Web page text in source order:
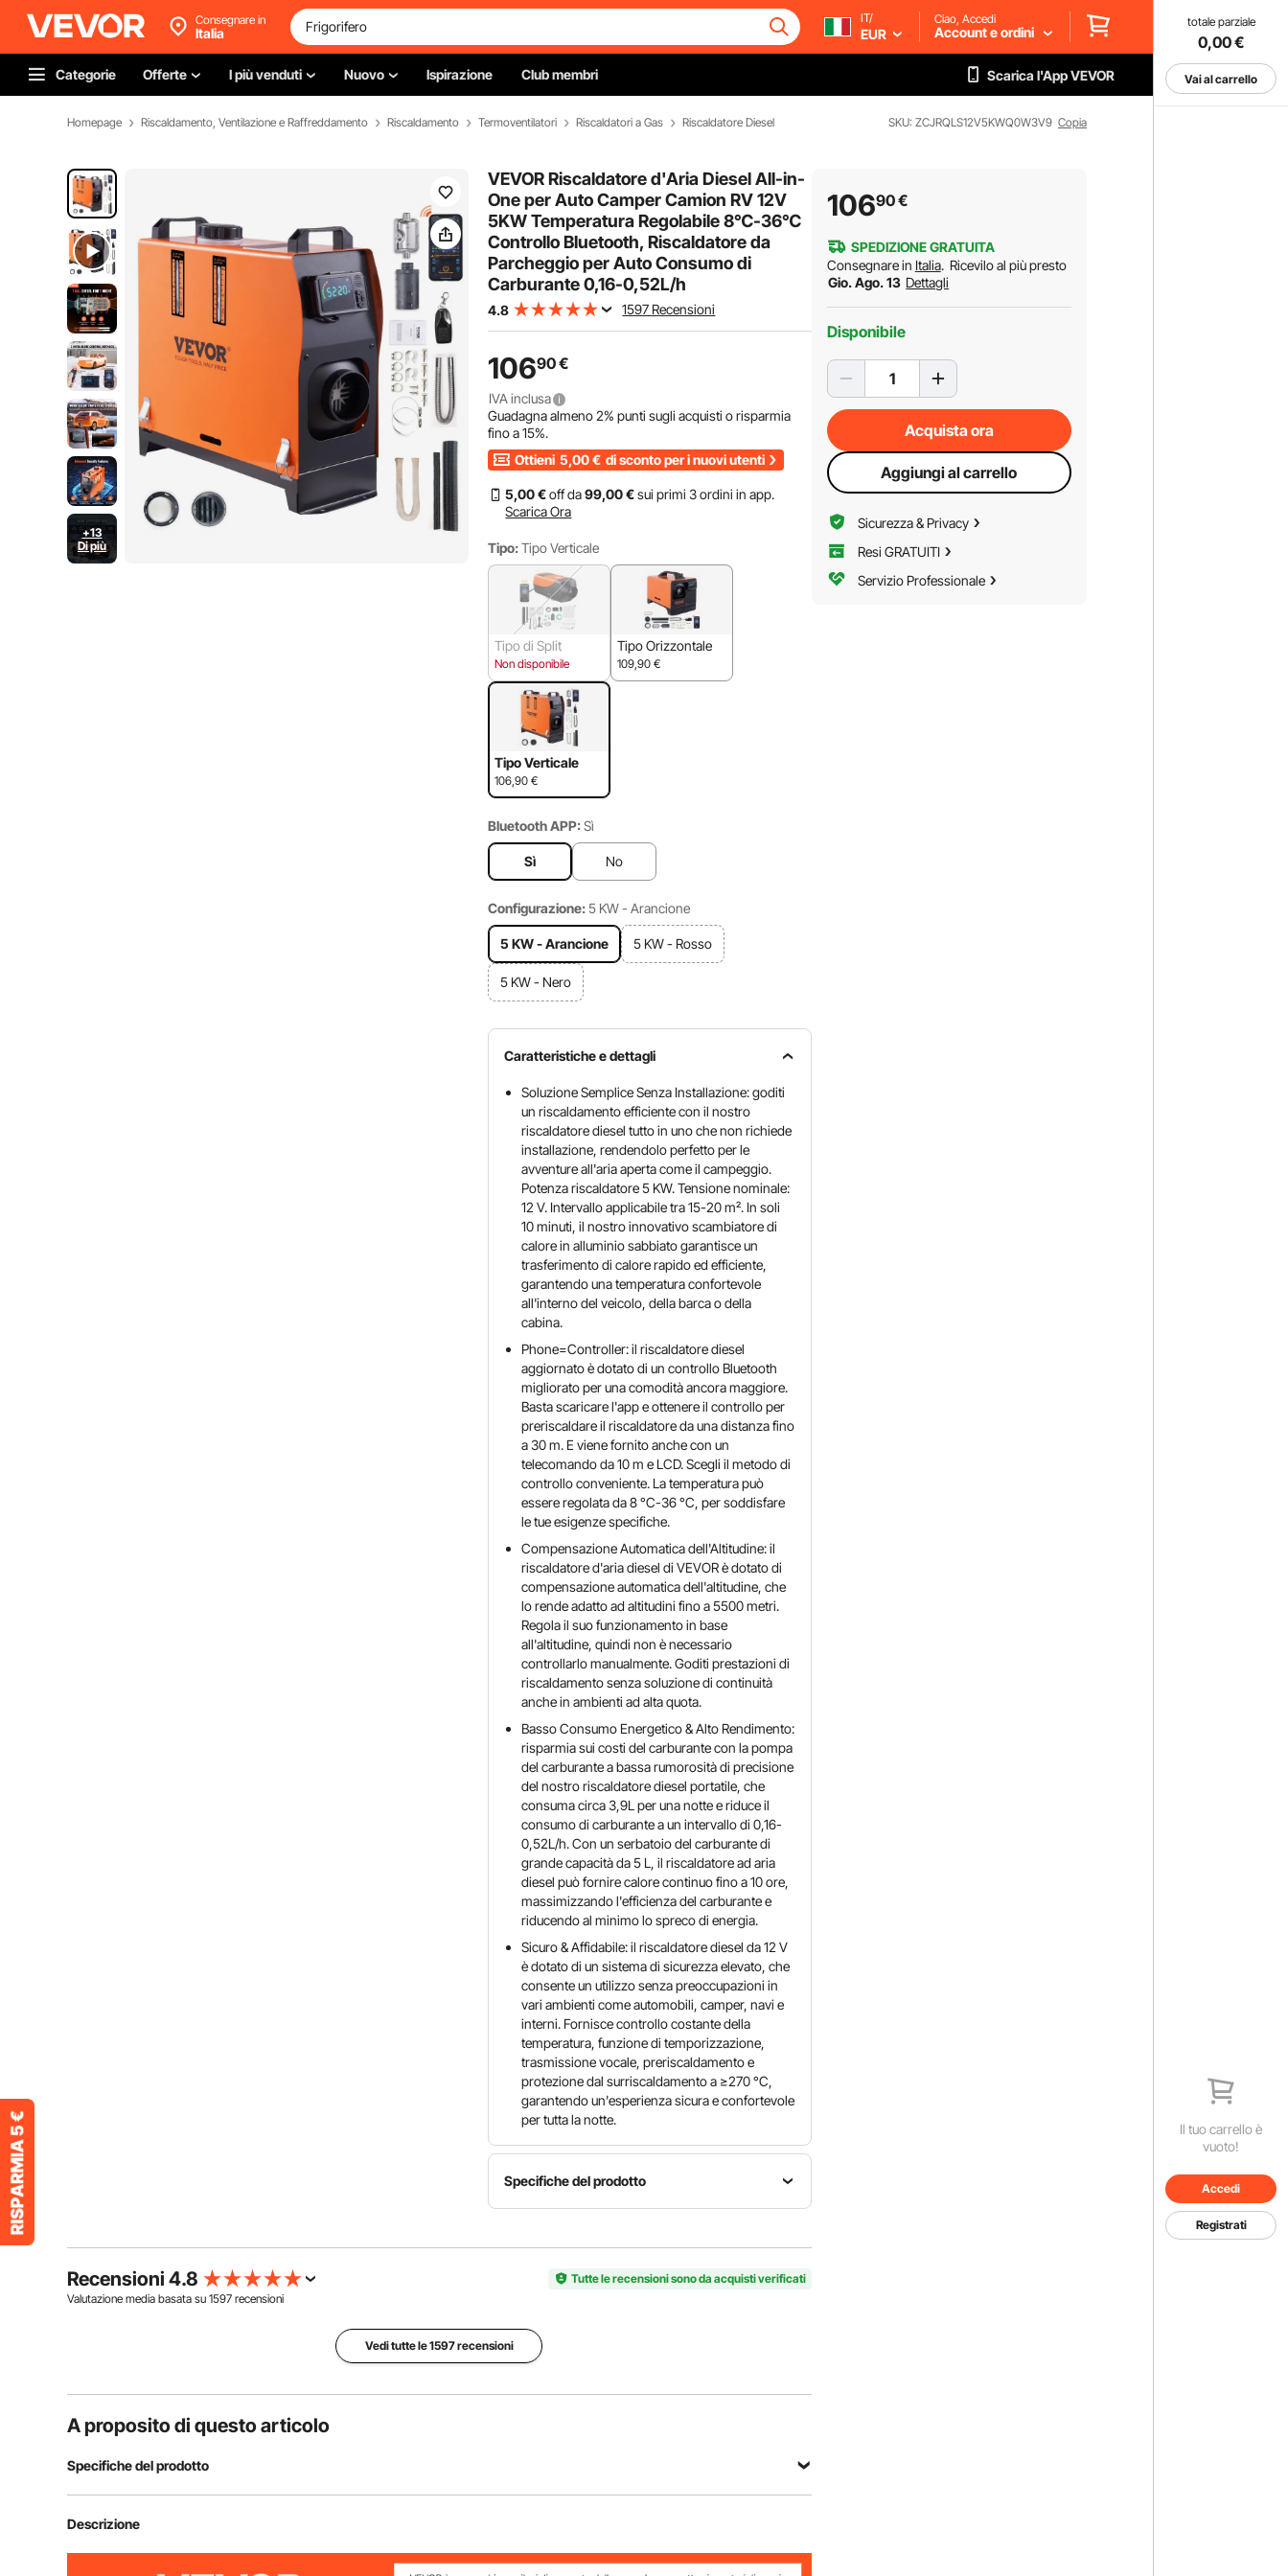
totale parziale
0,00€
Vai al carrello
Il tuo carrello è
vuoto!
Accedi
Registrati
Consegnare in
Italia
IT/
EUR
Ciao, Accedi
Account e ordini
Categorie Offerte I più venduti Nuovo Ispirazione Club membri Scarica l'App VEVOR
Homepage Riscaldamento, Ventilazione e Raffreddamento Riscaldamento Termoventilatori Riscaldatori a Gas Riscaldatore Diesel SKU: ZCJRQLS12V5KWQ0W3V9 Copia
+13
Di più
VEVOR Riscaldatore d'Aria Diesel All-in-
One per Auto Camper Camion RV 12V
5KW Temperatura Regolabile 8℃-36℃
Controllo Bluetooth, Riscaldatore da
Parcheggio per Auto Consumo di
Carburante 0,16-0,52L/h
4.8 1597 Recensioni
10690€
IVA inclusa
Guadagna almeno2% punti sugli acquisti o risparmia
fino a15%.
Ottieni 5,00 € di sconto per i nuovi utenti
5,00 €off da99,00 €sui primi 3 ordini in app.
Scarica Ora
Tipo: Tipo Verticale
Tipo di Split
Non disponibile
Tipo Orizzontale
109,90 €
Tipo Verticale
106,90 €
Bluetooth APP: Sì
Sì No
Configurazione: 5 KW - Arancione
5 KW - Arancione 5 KW - Rosso
5 KW - Nero
Caratteristiche e dettagli
Soluzione Semplice Senza Installazione: goditi
un riscaldamento efficiente con il nostro
riscaldatore diesel tutto in uno che non richiede
installazione, rendendolo perfetto per le
avventure all'aria aperta come il campeggio.
Potenza riscaldatore 5 KW. Tensione nominale:
12 V. Intervallo applicabile tra 15-20 m². In soli
10 minuti, il nostro innovativo scambiatore di
calore in alluminio sabbiato garantisce un
trasferimento di calore rapido ed efficiente,
garantendo una temperatura confortevole
all'interno del veicolo, della barca o della
cabina.
Phone=Controller: il riscaldatore diesel
aggiornato è dotato di un controllo Bluetooth
migliorato per una comodità ancora maggiore.
Basta scaricare l'app e ottenere il controllo per
preriscaldare il riscaldatore da una distanza fino
a 30 m. E viene fornito anche con un
telecomando da 10 m e LCD. Scegli il metodo di
controllo conveniente. La temperatura può
essere regolata da 8 °C-36 °C, per soddisfare
le tue esigenze specifiche.
Compensazione Automatica dell'Altitudine: il
riscaldatore d'aria diesel di VEVOR è dotato di
compensazione automatica dell'altitudine, che
lo rende adatto ad altitudini fino a 5500 metri.
Regola il suo funzionamento in base
all'altitudine, quindi non è necessario
controllarlo manualmente. Goditi prestazioni di
riscaldamento senza soluzione di continuità
anche in ambienti ad alta quota.
Basso Consumo Energetico & Alto Rendimento:
risparmia sui costi del carburante con la pompa
del carburante a bassa rumorosità di precisione
del nostro riscaldatore diesel portatile, che
consuma circa 3,9L per una notte e riduce il
consumo di carburante a un intervallo di 0,16-
0,52L/h. Con un serbatoio del carburante di
grande capacità da 5 L, il riscaldatore ad aria
diesel può fornire calore continuo fino a 10 ore,
massimizzando l'efficienza del carburante e
riducendo al minimo lo spreco di energia.
Sicuro & Affidabile: il riscaldatore diesel da 12 V
è dotato di un sistema di sicurezza elevato, che
consente un utilizzo senza preoccupazioni in
vari ambienti come automobili, camper, navi e
interni. Fornisce controllo costante della
temperatura, funzione di temporizzazione,
trasmissione vocale, preriscaldamento e
protezione dal surriscaldamento a ≥270 °C,
garantendo un'esperienza sicura e confortevole
per tutta la notte.
Specifiche del prodotto
modello
XMZ-D1
operativo
12V/3A
termica
5 KW
Consumo
do +
Recensioni 4.8
Tutte le recensioni sono da acquisti verificati
Valutazione media basata su 1597 recensioni
Vedi tutte le 1597 recensioni
A proposito di questo articolo
Specifiche del prodotto
Numero modello articolo
Descrizione
10690€
SPEDIZIONE GRATUITA
Consegnare in Italia. Ricevilo al più presto
Gio. Ago. 13 Dettagli
Disponibile
Acquista ora
Aggiungi al carrello
Sicurezza & Privacy
Resi GRATUITI
Servizio Professionale